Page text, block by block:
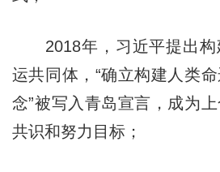
2018年，习近平提出构
运共同体，“确立构建人类
念”被写入青岛宣言，成为
共识和努力目标；